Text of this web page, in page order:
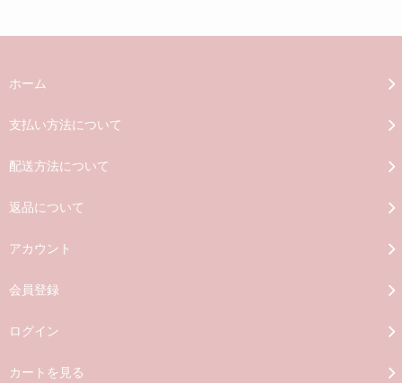
ホーム
支払い方法について
配送方法について
返品について
アカウント
会員登録
ログイン
カートを見る